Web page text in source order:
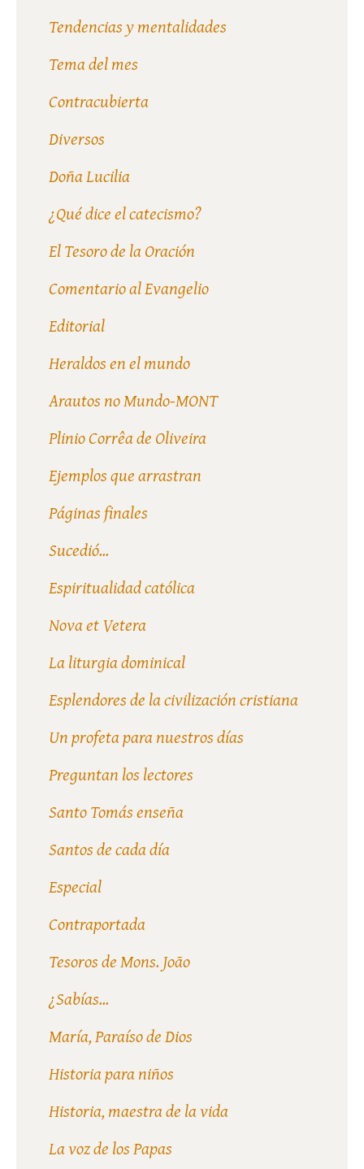
Tendencias y mentalidades
Tema del mes
Contracubierta
Diversos
Doña Lucilia
¿Qué dice el catecismo?
El Tesoro de la Oración
Comentario al Evangelio
Editorial
Heraldos en el mundo
Arautos no Mundo-MONT
Plinio Corrêa de Oliveira
Ejemplos que arrastran
Páginas finales
Sucedió...
Espiritualidad católica
Nova et Vetera
La liturgia dominical
Esplendores de la civilización cristiana
Un profeta para nuestros días
Preguntan los lectores
Santo Tomás enseña
Santos de cada día
Especial
Contraportada
Tesoros de Mons. João
¿Sabías...
María, Paraíso de Dios
Historia para niños
Historia, maestra de la vida
La voz de los Papas